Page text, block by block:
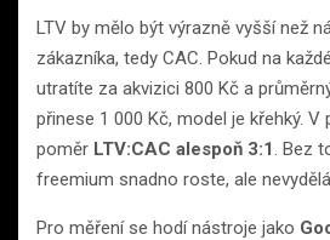
LTV by mělo být výrazně vyšší než
zákazníka, tedy CAC. Pokud na
utratíte za akvizici 800 Kč a
přinese 1 000 Kč, model je křehký.
poměr LTV:CAC alespoň 3:1. Bez
freemium snadno roste, ale
Pro měření se hodí nástroje jako